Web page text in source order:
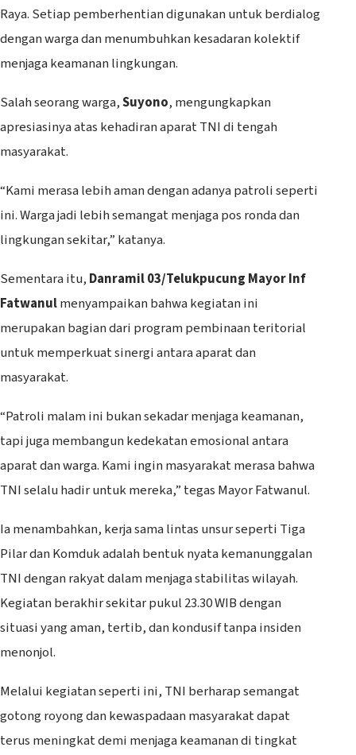
Raya. Setiap pemberhentian digunakan untuk berdialog
dengan warga dan menumbuhkan kesadaran kolektif
menjaga keamanan lingkungan.
Salah seorang warga,Suyono, mengungkapkan
apresiasinya atas kehadiran aparat TNI di tengah
masyarakat.
“Kami merasa lebih aman dengan adanya patroli seperti
ini. Warga jadi lebih semangat menjaga pos ronda dan
lingkungan sekitar,” katanya.
Sementara itu, Danramil 03/Telukpucung Mayor Inf
Fatwanulmenyampaikan bahwa kegiatan ini
merupakan bagian dari program pembinaan teritorial
untuk memperkuat sinergi antara aparat dan
masyarakat.
“Patroli malam ini bukan sekadar menjaga keamanan,
tapi juga membangun kedekatan emosional antara
aparat dan warga. Kami ingin masyarakat merasa bahwa
TNI selalu hadir untuk mereka,” tegas Mayor Fatwanul.
Ia menambahkan, kerja sama lintas unsur seperti Tiga
Pilar dan Komduk adalah bentuk nyata kemanunggalan
TNI dengan rakyat dalam menjaga stabilitas wilayah.
Kegiatan berakhir sekitar pukul 23.30 WIB dengan
situasi yang aman, tertib, dan kondusif tanpa insiden
menonjol.
Melalui kegiatan seperti ini, TNI berharap semangat
gotong royong dan kewaspadaan masyarakat dapat
terus meningkat demi menjaga keamanan di tingkat